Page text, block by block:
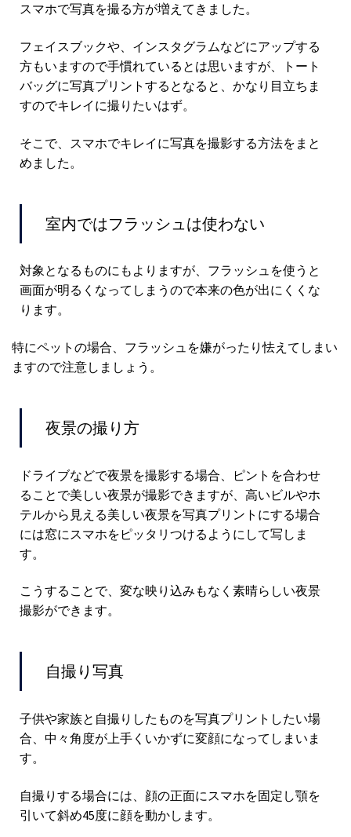
スマホで写真を撮る方が増えてきました。
フェイスブックや、インスタグラムなどにアップする
方もいますので手慣れているとは思いますが、トート
バッグに写真プリントするとなると、かなり目立ちま
すのでキレイに撮りたいはず。
そこで、スマホでキレイに写真を撮影する方法をまと
めました。
室内ではフラッシュは使わない
対象となるものにもよりますが、フラッシュを使うと
画面が明るくなってしまうので本来の色が出にくくな
ります。
特にペットの場合、フラッシュを嫌がったり怯えてしまい
ますので注意しましょう。
夜景の撮り方
ドライブなどで夜景を撮影する場合、ピントを合わせ
ることで美しい夜景が撮影できますが、高いビルやホ
テルから見える美しい夜景を写真プリントにする場合
には窓にスマホをピッタリつけるようにして写しま
す。
こうすることで、変な映り込みもなく素晴らしい夜景
撮影ができます。
自撮り写真
子供や家族と自撮りしたものを写真プリントしたい場
合、中々角度が上手くいかずに変顔になってしまいま
す。
自撮りする場合には、顔の正面にスマホを固定し顎を
引いて斜め45度に顔を動かします。